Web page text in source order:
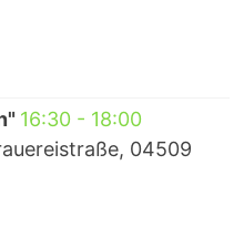
16:30- 18:00
04509